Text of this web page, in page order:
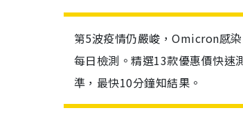
第5波疫情仍嚴峻，Omicron感
每日檢測。精選13款優惠價快速
準，最快10分鐘知結果。